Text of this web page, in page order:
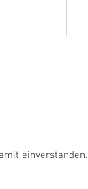
einverstanden.